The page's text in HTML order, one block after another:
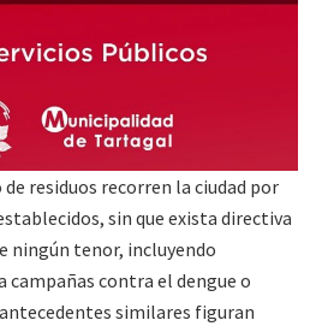
residuos recorren la ciudad por
sin que exista directiva
ningún tenor, incluyendo
campañas contra el dengue o
similares figuran